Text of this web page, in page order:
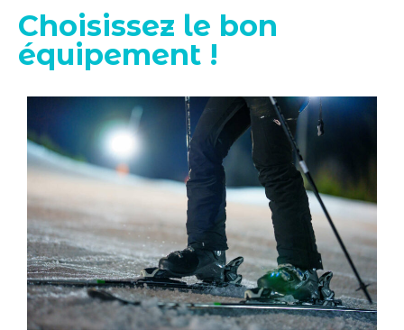
Choisissez le bon
équipement !